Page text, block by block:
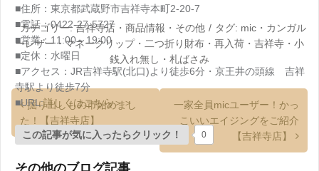
■住所：東京都武蔵野市吉祥寺本町2-20-7
■電話：0422-27-5727
■営業：11:00～19:00
■定休：水曜日
■アクセス：JR吉祥寺駅(北口)より徒歩6分・京王井の頭線 吉祥
寺駅より徒歩7分
■URL:詳しくはこちら＞＞
この記事が気に入ったらクリック！ 0
カテゴリー:吉祥寺店 ・ 商品情報 ・ その他 タグ: mic ・ カンガル
ーレザー・マネークリップ・ 二つ折り財布 ・ 再入荷 ・ 吉祥寺 ・ 小
銭入れ無し ・ 札ばさみ
掘り出しもの市始めまし
た！【吉祥寺店】
一家全員micユーザー！かっ
こいいエイジングをご紹介
【吉祥寺店】